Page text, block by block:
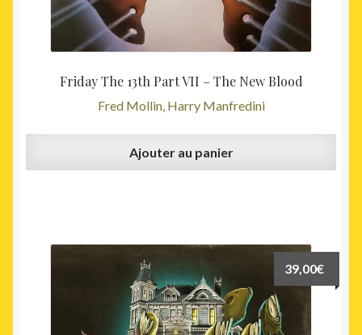
Friday The 13th Part VII – The New Blood
Fred Mollin, Harry Manfredini
Ajouter au panier
39,00€